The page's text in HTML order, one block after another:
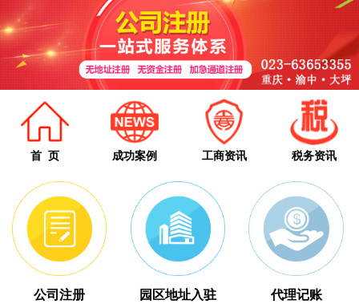
首 页 成功案例 工商资讯 税务资讯
公司注册 园区地址入驻 代理记账